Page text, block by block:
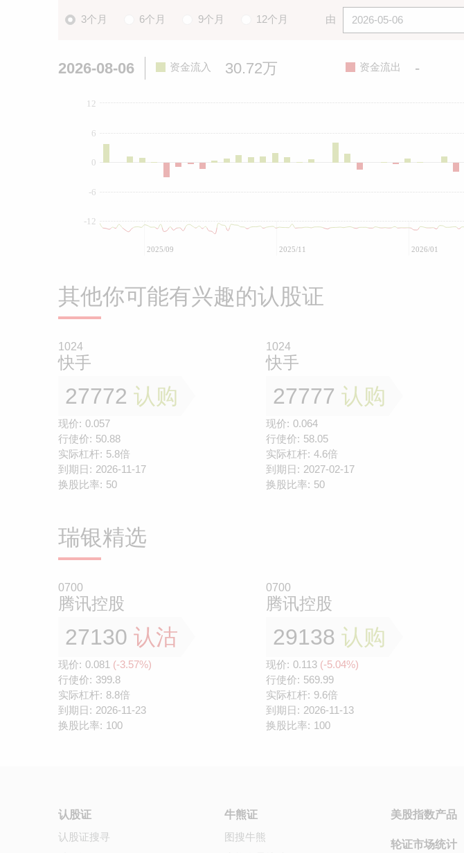
3个月 6个月 9个月 12个月 由
2026-08-06 资金流入 30.72万 资金流出 -
0
-12
-6
6
12
2025/09 2025/11 2026/01
其他你可能有兴趣的认股证
1024
快手
27772 认购
现价: 0.057
行使价: 50.88
实际杠杆: 5.8倍
到期日: 2026-11-17
换股比率: 50
1024
快手
27777 认购
现价: 0.064
行使价: 58.05
实际杠杆: 4.6倍
到期日: 2027-02-17
换股比率: 50
瑞银精选
0700
腾讯控股
27130 认沽
现价: 0.081 (-3.57%)
行使价: 399.8
实际杠杆: 8.8倍
到期日: 2026-11-23
换股比率: 100
0700
腾讯控股
29138 认购
现价: 0.113 (-5.04%)
行使价: 569.99
实际杠杆: 9.6倍
到期日: 2026-11-13
换股比率: 100
认股证
认股证搜寻
牛熊证
图搜牛熊
美股指数产品
轮证市场统计